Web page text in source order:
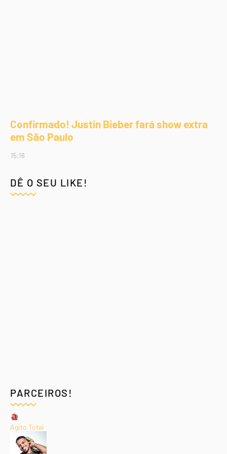
Confirmado! Justin Bieber fará show extra
em São Paulo
15:16
DÊ O SEU LIKE!
PARCEIROS!
Agito Total